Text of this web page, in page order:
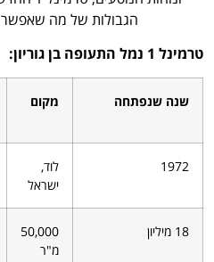
הגבולות של מה
טרמינל 1 נמל התעופה בן גוריון:
שנה שנפתחה מקום
1972
לוד,
ישראל
18 מיליון
50,000
מ"ר